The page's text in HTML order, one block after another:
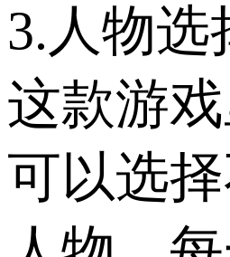
3.人物选
这款游
可以选